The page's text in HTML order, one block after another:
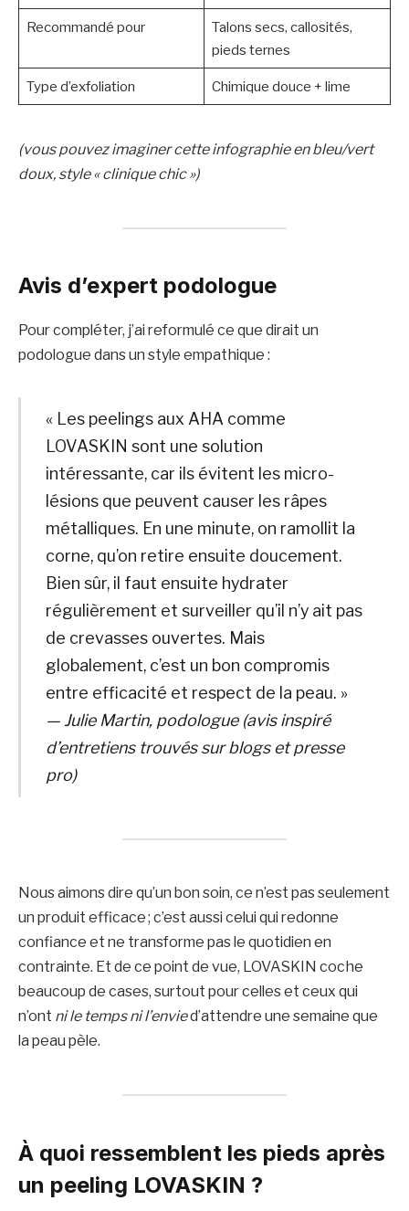
Recommandé pour
Talons secs, callosités,
pieds ternes
Type d’exfoliation Chimique douce + lime
(vous pouvez imaginer cette infographie en bleu/vert
doux, style « clinique chic »)
Avis d’expert podologue
Pour compléter, j’ai reformulé ce que dirait un
podologue dans un style empathique :
« Les peelings aux AHA comme
LOVASKIN sont une solution
intéressante, car ils évitent les micro-
lésions que peuvent causer les râpes
métalliques. En une minute, on ramollit la
corne, qu’on retire ensuite doucement.
Bien sûr, il faut ensuite hydrater
régulièrement et surveiller qu’il n’y ait pas
de crevasses ouvertes. Mais
globalement, c’est un bon compromis
entre efficacité et respect de la peau. »
— Julie Martin, podologue (avis inspiré
d’entretiens trouvés sur blogs et presse
pro)
Nous aimons dire qu’un bon soin, ce n’est pas seulement
un produit efficace ; c’est aussi celui qui redonne
confiance et ne transforme pas le quotidien en
contrainte. Et de ce point de vue, LOVASKIN coche
beaucoup de cases, surtout pour celles et ceux qui
n’ont ni le temps ni l’envied’attendre une semaine que
la peau pèle.
À quoi ressemblent les pieds après
un peeling LOVASKIN ?